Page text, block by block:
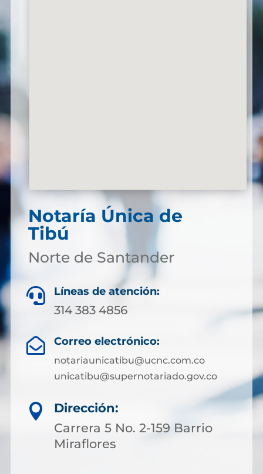
Notaría Única de
Tibú
Norte de Santander
 Líneas de atención:
314 383 4856
 Correo electrónico:
notariaunicatibu@ucnc.com.co
unicatibu@supernotariado.gov.co

Dirección:
Carrera 5 No. 2-159 Barrio
Miraflores